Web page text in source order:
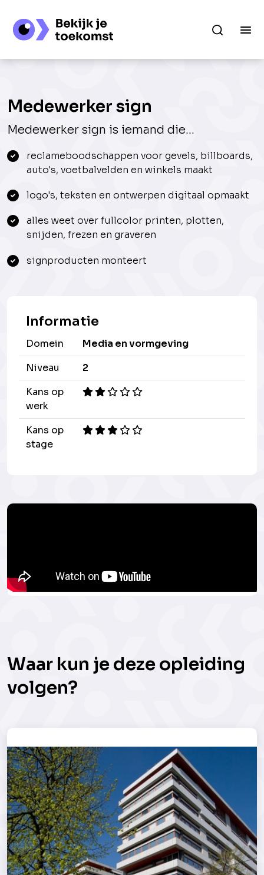
Medewerker sign
Medewerker sign is iemand die...
reclameboodschappen voor gevels, billboards,
auto's, voetbalvelden en winkels maakt
logo's, teksten en ontwerpen digitaal opmaakt
alles weet over fullcolor printen, plotten,
snijden, frezen en graveren
signproducten monteert
Informatie
Domein
Media en vormgeving
Niveau
2
Kans op
werk
Kans op
stage
Waar kun je deze opleiding
volgen?